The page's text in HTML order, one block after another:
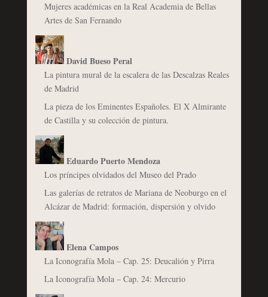
Mujeres académicas en la Real Academia de Bellas
Artes de San Fernando
David Bueso Peral
La pintura mural de la escalera de las Descalzas Reales
de Madrid
La pieza de los Eminentes Españoles. El X Almirante
de Castilla y su colección de pintura.
Eduardo Puerto Mendoza
Los príncipes olvidados del Museo del Prado
Las galerías de retratos de Mariana de Neoburgo en el
Alcázar de Madrid: formación, dispersión y olvido
Elena Campos
La Iconografía Mola – Cap. 25: Deucalión y Pirra
La Iconografía Mola – Cap. 24: Mercurio